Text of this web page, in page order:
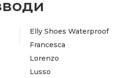
Elly Shoes Waterproof
Francesca
Lorenzo
Lusso